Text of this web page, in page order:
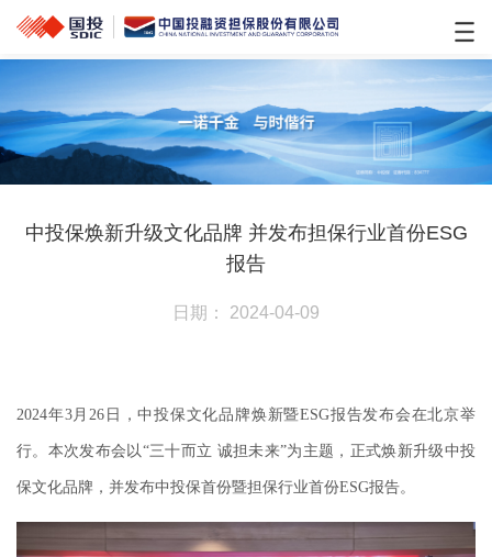
中投保焕新升级文化品牌 并发布担保行业首份ESG
报告
日期： 2024-04-09
2024年3月26日，中投保文化品牌焕新暨ESG报告发布会在北京举
行。本次发布会以“三十而立 诚担未来”为主题，正式焕新升级中投
保文化品牌，并发布中投保首份暨担保行业首份ESG报告。